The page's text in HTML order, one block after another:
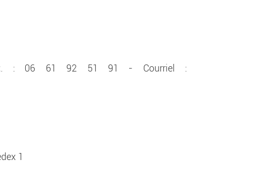
. : 06 61 92 51 91 - Courriel :
1